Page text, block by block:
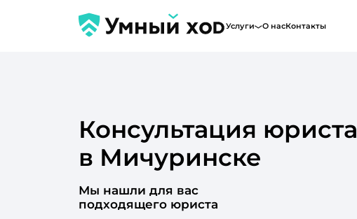
Услуги О насКонтакты
Консультация юриста
в Мичуринске
Мы нашли для вас
подходящего юриста